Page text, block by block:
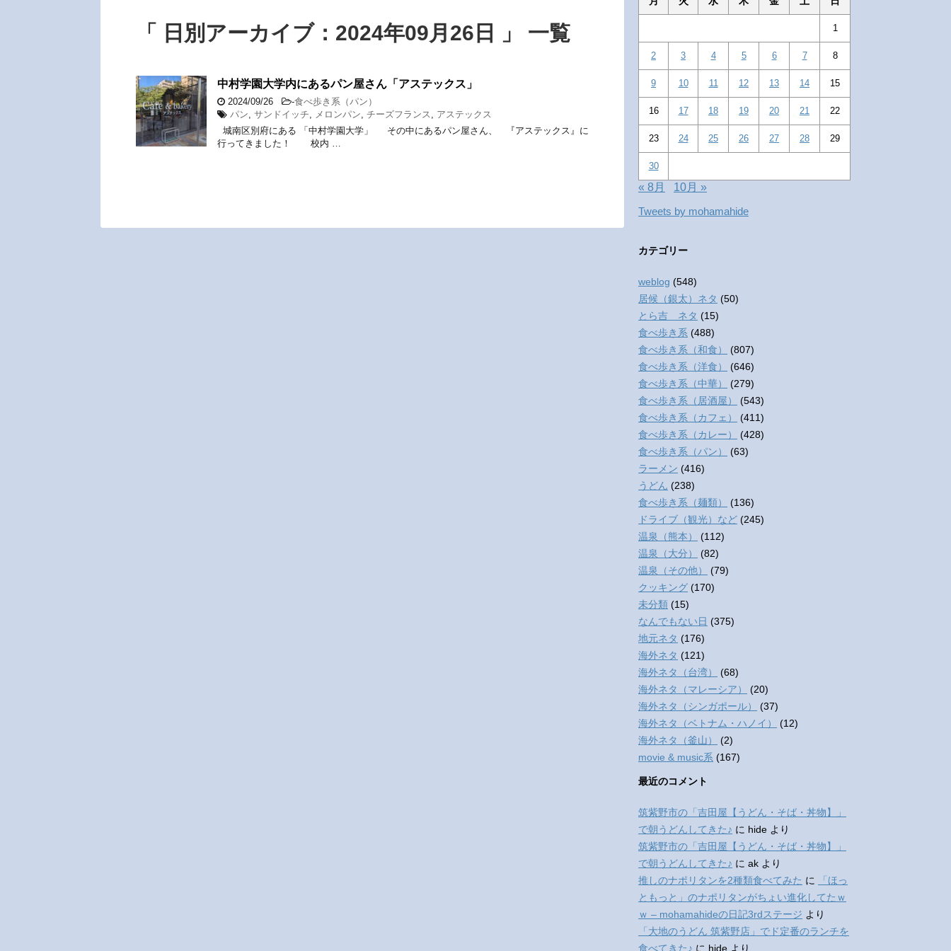
「 日別アーカイブ：2024年09月26日 」 一覧
中村学園大学内にあるパン屋さん「アステックス」
2024/09/26 -食べ歩き系（パン）
パン, サンドイッチ, メロンパン, チーズフランス , アステックス
城南区別府にある 「中村学園大学」 その中にあるパン屋さん、 『アステックス』に
行ってきました！ 校内 …
1
2 3 4 5 6 7 8
9 10 11 12 13 14 15
16 17 18 19 20 21 22
23 24 25 26 27 28 29
30
« 8月
10月 »
Tweets by mohamahide
カテゴリー
weblog (548)
居候（銀太）ネタ (50)
とら吉 ネタ (15)
食べ歩き系 (488)
食べ歩き系（和食）
(807)
食べ歩き系（洋食）
(646)
食べ歩き系（中華）
(279)
食べ歩き系（居酒屋）
(543)
食べ歩き系（カフェ）
(411)
食べ歩き系（カレー）
(428)
食べ歩き系（パン）
(63)
ラーメン (416)
うどん (238)
食べ歩き系（麺類）
(136)
ドライブ（観光）など (245)
温泉（熊本）
(112)
温泉（大分）
(82)
温泉（その他）
(79)
クッキング (170)
未分類 (15)
なんでもない日 (375)
地元ネタ (176)
海外ネタ (121)
海外ネタ（台湾）
(68)
海外ネタ（マレーシア）
(20)
海外ネタ（シンガポール）
(37)
海外ネタ（ベトナム・ハノイ）
(12)
海外ネタ（釜山）
(2)
movie & music系 (167)
最近のコメント
筑紫野市の「吉田屋【うどん・そば・丼物】」
で朝うどんしてきた♪ に hide より
筑紫野市の「吉田屋【うどん・そば・丼物】」
で朝うどんしてきた♪ に ak より
推しのナポリタンを2種類食べてみた に
「ほっ
ともっと」のナポリタンがちょい進化してたｗ
ｗ – mohamahideの日記3rdステージ より
「大地のうどん 筑紫野店」でド定番のランチを
食べてきた♪ に hide より